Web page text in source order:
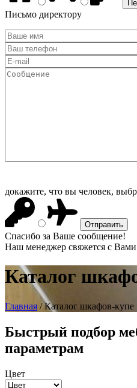
Письмо директору
докажите, что вы человек,
Спасибо за Ваше сообщение!
Наш менеджер свяжется с
Каталог
Главная / Каталог шкафов-купе
Быстрый подбор
параметрам
Цвет